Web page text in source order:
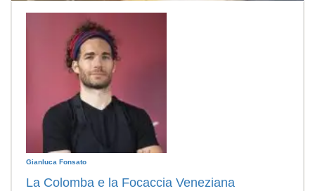
Gianluca Fonsato
La Colomba e la Focaccia Veneziana